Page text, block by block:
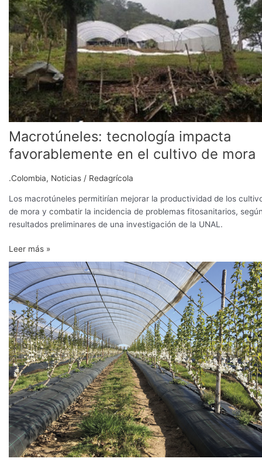
Macrotúneles: tecnología impacta
favorablemente en el cultivo de mora
.Colombia, Noticias / Redagrícola
Los macrotúneles permitirían mejorar la productividad de los
de mora y combatir la incidencia de problemas fitosanitarios,
resultados preliminares de una investigación de la UNAL.
impacta
favorablemente
en
el
cultivo
de
mora
Leer más »
Experiencia
chilena
bajo
macrotúneles
y
su
impacto
en
la
calidad
de
cerezas